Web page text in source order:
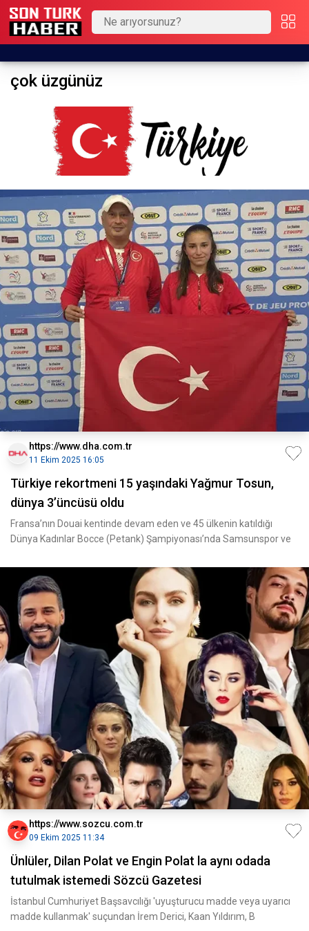
çok üzgünüz
https://www.dha.com.tr
11 Ekim 2025 16:05
Türkiye rekortmeni 15 yaşındaki Yağmur Tosun,
dünya 3’üncüsü oldu
Fransa’nın Douai kentinde devam eden ve 45 ülkenin katıldığı
Dünya Kadınlar Bocce (Petank) Şampiyonası’nda Samsunspor ve
https://www.sozcu.com.tr
09 Ekim 2025 11:34
Ünlüler, Dilan Polat ve Engin Polat la aynı odada
tutulmak istemedi Sözcü Gazetesi
İstanbul Cumhuriyet Başsavcılığı 'uyuşturucu madde veya uyarıcı
madde kullanmak' suçundan İrem Derici, Kaan Yıldırım, B